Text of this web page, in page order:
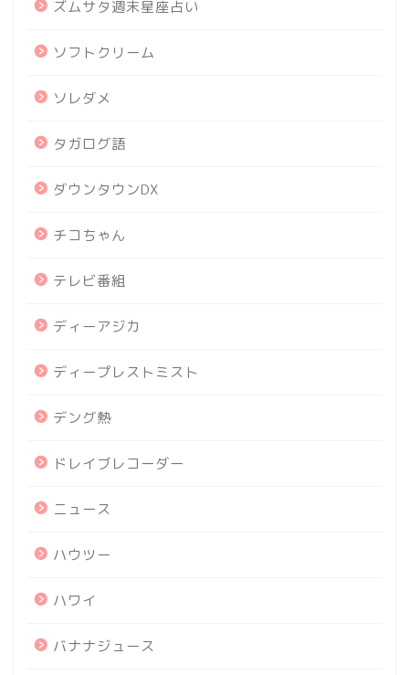
ズムサタ週末星座占い
ソフトクリーム
ソレダメ
タガログ語
ダウンタウンDX
チコちゃん
テレビ番組
ディーアジカ
ディープレストミスト
デング熱
ドレイブレコーダー
ニュース
ハウツー
ハワイ
バナナジュース